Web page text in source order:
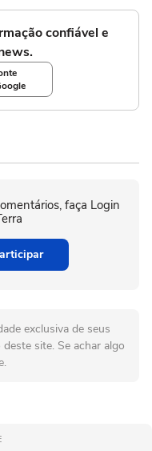
confiável e
faça Login
exclusiva de seus
site. Se achar algo